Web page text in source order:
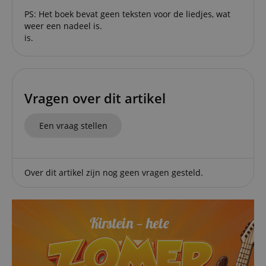
PS: Het boek bevat geen teksten voor de liedjes, wat
weer een nadeel is.
is.
Vragen over dit artikel
Een vraag stellen
Over dit artikel zijn nog geen vragen gesteld.
gebruikersaanmelding en accountbeheer. Zonder
strikt noodzakelijke cookies kan de website niet
maand
Cookie-
moet
werken.